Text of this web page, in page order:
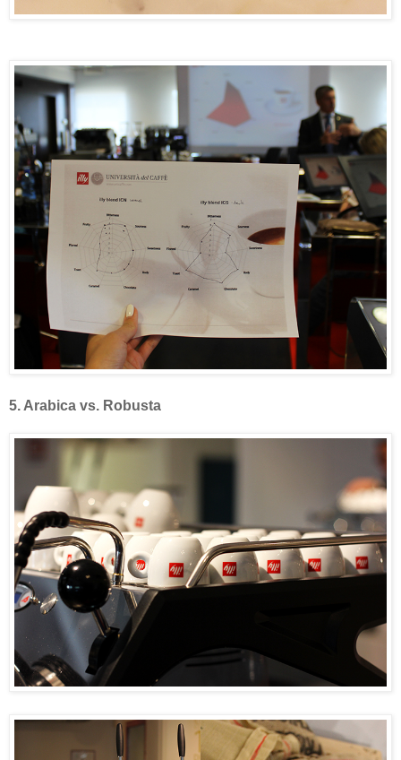
5. Arabica vs. Robusta